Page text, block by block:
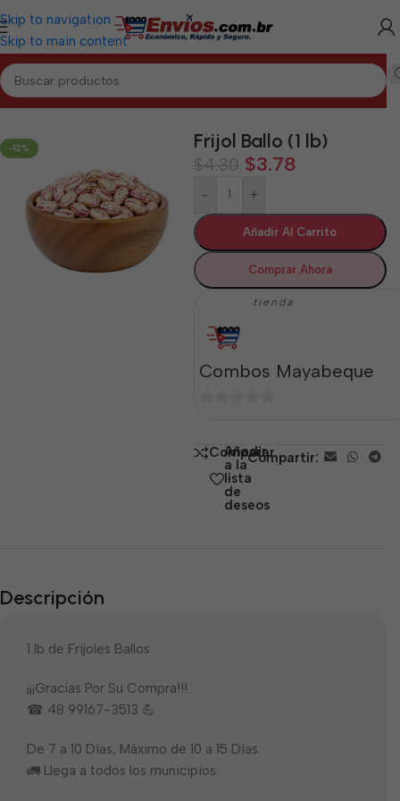
Skip to navigation
Skip to main content
Inicio/MAYABEQUE/Granos Mayabeque
-12% Frijol Ballo (1 lb)
$4.30 $3.78
- +
Añadir Al Carrito
Comprar Ahora
tienda
Combos Mayabeque
5 Comparar
Añadir
a la
lista
de
deseos
Compartir:
Descripción
1 lb de Frijoles Ballos
¡¡¡Gracias Por Su Compra!!!
☎ 48 99167-3513 💪
De 7 a 10 Días, Máximo de 10 a 15 Días.
🚛 Llega a todos los municipios.